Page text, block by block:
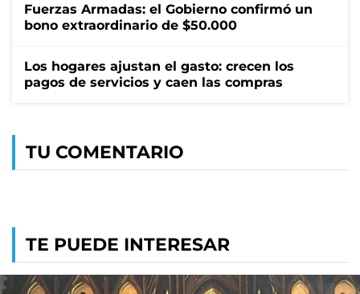
Fuerzas Armadas: el Gobierno confirmó un
bono extraordinario de $50.000
Los hogares ajustan el gasto: crecen los
pagos de servicios y caen las compras
TU COMENTARIO
TE PUEDE INTERESAR